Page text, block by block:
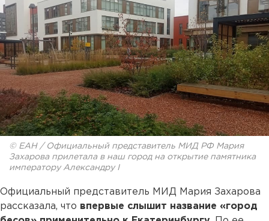
© ЕАН / Официальный представитель МИД РФ Мария
Захарова прилетала в наш город на открытие памятника
императору Александру I
Официальный представитель МИД Мария Захарова
рассказала, что впервые слышит название «город